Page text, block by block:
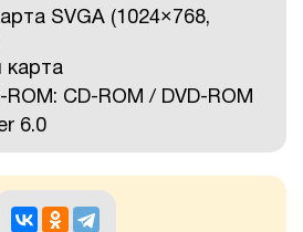
SVGA (1024×768,
карта
ROM: CD-ROM / DVD-ROM
6.0